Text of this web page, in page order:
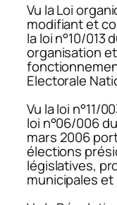
Vu la Loi
modifiant et
la loi n°10/013
organisation et
Electorale
Vu la loi n°11/
loi n°06/006
mars 2006
élections
législatives,
municipales et